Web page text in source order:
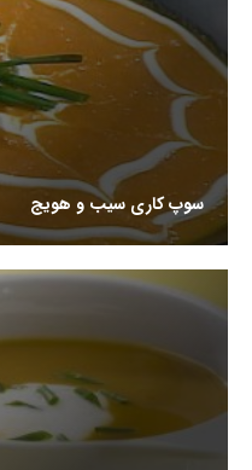
سوپ کاری سیب و هویج